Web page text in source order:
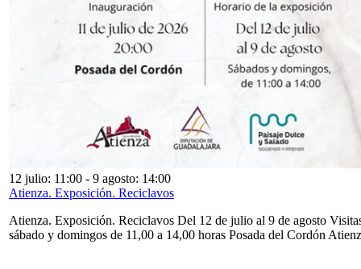
12 julio: 11:00 - 9 agosto: 14:00
Atienza. Exposición. Reciclavos
Atienza. Exposición. Reciclavos Del 12 de julio al 9 de agosto
sábado y domingos de 11,00 a 14,00 horas Posada del Cordón